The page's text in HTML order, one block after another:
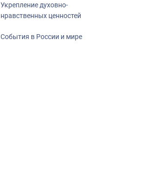
Укрепление духовно-
нравственных ценностей
События в России и мире